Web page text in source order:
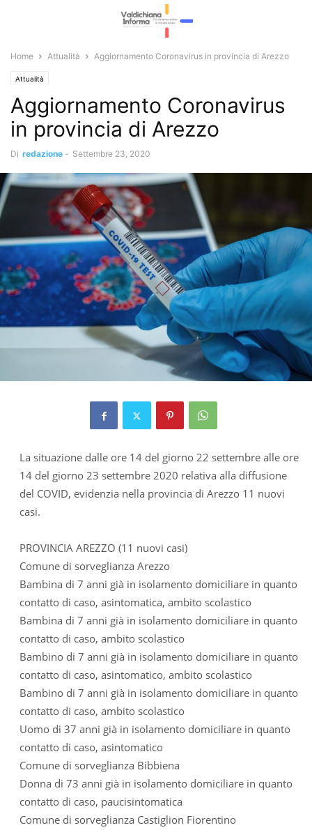
Home Attualità Aggiornamento Coronavirus in provincia di Arezzo
Attualità
Aggiornamento Coronavirus
in provincia di Arezzo
Di redazione - Settembre 23, 2020
La situazione dalle ore 14 del giorno 22 settembre alle ore
14 del giorno 23 settembre 2020 relativa alla diffusione
del COVID, evidenzia nella provincia di Arezzo 11 nuovi
casi.
PROVINCIA AREZZO (11 nuovi casi)
Comune di sorveglianza Arezzo
Bambina di 7 anni già in isolamento domiciliare in quanto
contatto di caso, asintomatica, ambito scolastico
Bambina di 7 anni già in isolamento domiciliare in quanto
contatto di caso, ambito scolastico
Bambino di 7 anni già in isolamento domiciliare in quanto
contatto di caso, asintomatico, ambito scolastico
Bambino di 7 anni già in isolamento domiciliare in quanto
contatto di caso, ambito scolastico
Uomo di 37 anni già in isolamento domiciliare in quanto
contatto di caso, asintomatico
Comune di sorveglianza Bibbiena
Donna di 73 anni già in isolamento domiciliare in quanto
contatto di caso, paucisintomatica
Comune di sorveglianza Castiglion Fiorentino